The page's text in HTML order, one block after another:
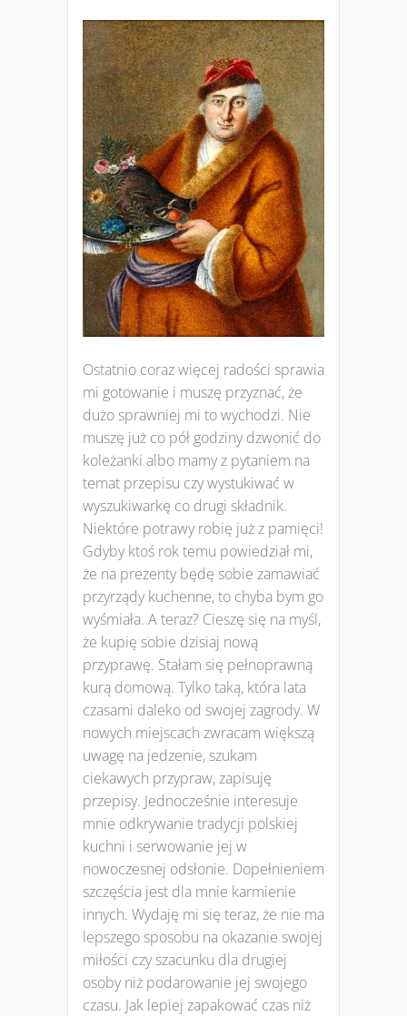
Ostatnio coraz więcej radości sprawia
mi gotowanie i muszę przyznać, że
dużo sprawniej mi to wychodzi. Nie
muszę już co pół godziny dzwonić do
koleżanki albo mamy z pytaniem na
temat przepisu czy wystukiwać w
wyszukiwarkę co drugi składnik.
Niektóre potrawy robię już z pamięci!
Gdyby ktoś rok temu powiedział mi,
że na prezenty będę sobie zamawiać
przyrządy kuchenne, to chyba bym go
wyśmiała. A teraz? Cieszę się na myśl,
że kupię sobie dzisiaj nową
przyprawę. Stałam się pełnoprawną
kurą domową. Tylko taką, która lata
czasami daleko od swojej zagrody. W
nowych miejscach zwracam większą
uwagę na jedzenie, szukam
ciekawych przypraw, zapisuję
przepisy. Jednocześnie interesuje
mnie odkrywanie tradycji polskiej
kuchni i serwowanie jej w
nowoczesnej odsłonie. Dopełnieniem
szczęścia jest dla mnie karmienie
innych. Wydaję mi się teraz, że nie ma
lepszego sposobu na okazanie swojej
miłości czy szacunku dla drugiej
osoby niż podarowanie jej swojego
czasu. Jak lepiej zapakować czas niż